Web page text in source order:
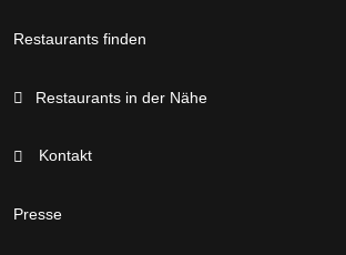
Restaurants finden
Restaurants in der Nähe
Kontakt
Presse